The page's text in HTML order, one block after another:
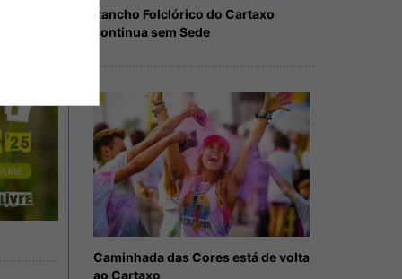
Rancho Folclórico do Cartaxo
continua sem Sede
Caminhada das Cores está de volta
ao Cartaxo